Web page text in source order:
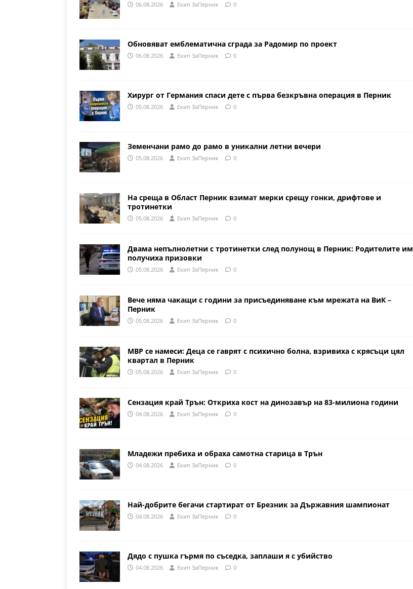
06.08.2026 Eкип ЗаПерник 0
Обновяват емблематична сграда за Радомир по проект
06.08.2026 Eкип ЗаПерник 0
Хирург от Германия спаси дете с първа безкръвна операция в Перник
05.08.2026 Eкип ЗаПерник 0
Земенчани рамо до рамо в уникални летни вечери
05.08.2026 Eкип ЗаПерник 0
На среща в Област Перник взимат мерки срещу гонки, дрифтове и
тротинетки
05.08.2026 Eкип ЗаПерник 0
Двама непълнолетни с тротинетки след полунощ в Перник: Родителите им
получиха призовки
05.08.2026 Eкип ЗаПерник 0
Вече няма чакащи с години за присъединяване към мрежата на ВиК –
Перник
05.08.2026 Eкип ЗаПерник 0
МВР се намеси: Деца се гаврят с психично болна, взривиха с крясъци цял
квартал в Перник
05.08.2026 Eкип ЗаПерник 0
Сензация край Трън: Откриха кост на динозавър на 83-милиона години
04.08.2026 Eкип ЗаПерник 0
Младежи пребиха и обраха самотна старица в Трън
04.08.2026 Eкип ЗаПерник 0
Най-добрите бегачи стартират от Брезник за Държавния шампионат
04.08.2026 Eкип ЗаПерник 0
Дядо с пушка гърмя по съседка, заплаши я с убийство
04.08.2026 Eкип ЗаПерник 0